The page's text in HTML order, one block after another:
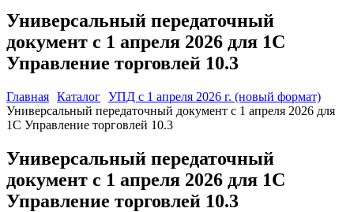
Универсальный передаточный
документ с 1 апреля 2026 для 1С
Управление торговлей 10.3
Главная Каталог УПД c 1 апреля 2026 г. (новый формат)
Универсальный передаточный документ с 1 апреля 2026 для
1С Управление торговлей 10.3
Универсальный передаточный
документ с 1 апреля 2026 для 1С
Управление торговлей 10.3